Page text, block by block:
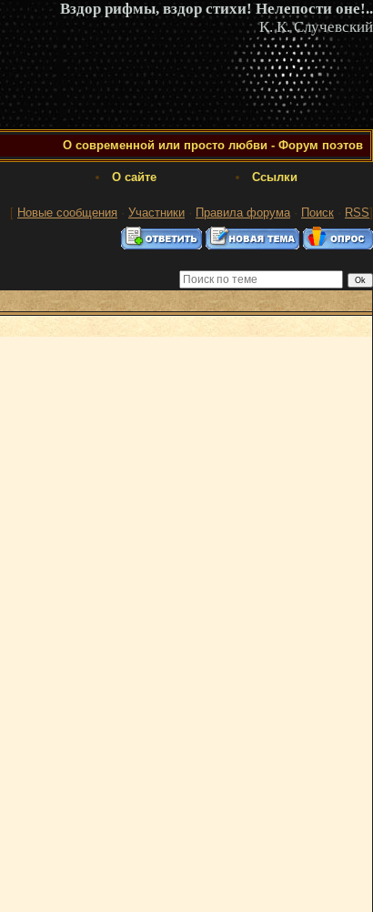
Вздор рифмы, вздор стихи! Нелепости оне!..
К. К. Случевский
О современной или просто любви - Форум поэтов
О сайте Ссылки
[ Новые сообщения · Участники · Правила форума· Поиск · RSS]